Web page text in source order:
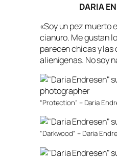
DARIA
«Soy un pez muerto
cianuro. Me gustan
parecen chicas y
alienígenas. No soy
“Protection” – Daria
“Darkwood” – Daria